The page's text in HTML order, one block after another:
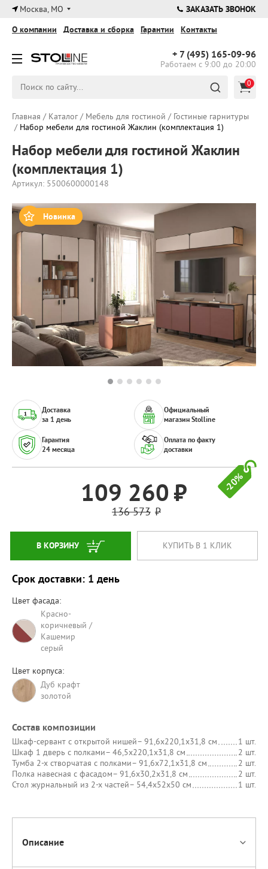
×
Москва, МО ЗАКАЗАТЬ ЗВОНОК
+ 7 (495) 165-09-96
Работаем с 9:00 до 20:00
О компании Доставка и сборка Гарантии Контакты
0
Главная / Каталог/ Мебель для гостиной / Гостиные гарнитуры
/ Набор мебели для гостиной Жаклин (комплектация 1)
Набор мебели для гостиной Жаклин
(комплектация 1)
Артикул: 5500600000148
-20%
Новинка
Доставка
за 1 день
Гарантия
24 месяца
Официальный
магазин Stolline
Оплата по факту
доставки
109 260
136 573
В КОРЗИНУ КУПИТЬ В 1 КЛИК
Срок доставки: 1 день
Цвет фасада:
Красно-
коричневый /
Кашемир
серый
Цвет корпуса:
Дуб крафт
золотой
Состав композиции
Шкаф-сервант с открытой нишей– 91,6х220,1х31,8 см
1 шт.
Шкаф 1 дверь с полками– 46,5х220,1х31,8 см
2 шт.
Тумба 2-х створчатая с полками– 91,6х72,1х31,8 см
2 шт.
Полка навесная с фасадом– 91,6х30,2х31,8 см
2 шт.
Стол журнальный из 2-х частей– 54,4х52х50 см 1 шт.
Описание